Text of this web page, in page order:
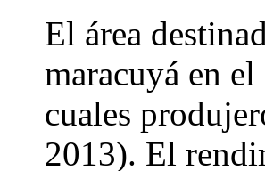
El área
maracuyá en
cuales
2013). El